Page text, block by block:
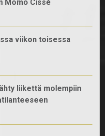
Momo Cissé
viikon toisessa
liikettä molempiin